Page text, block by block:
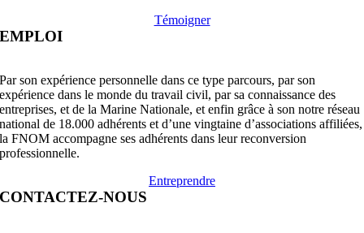
Témoigner
EMPLOI
Par son expérience personnelle dans ce type parcours, par son
expérience dans le monde du travail civil, par sa connaissance des
entreprises, et de la Marine Nationale, et enfin grâce à son notre réseau
national de 18.000 adhérents et d’une vingtaine d’associations affiliées,
la FNOM accompagne ses adhérents dans leur reconversion
professionnelle.
Entreprendre
CONTACTEZ-NOUS